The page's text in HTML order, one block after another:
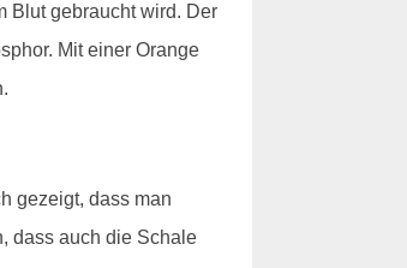
Blut gebraucht wird. Der
Mit einer Orange
gezeigt, dass man
dass auch die Schale